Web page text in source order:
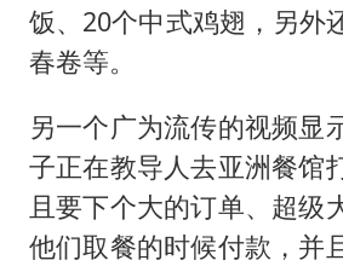
饭、20个中式鸡翅，另外
春卷等。
另一个广为流传的视频显
子正在教导人去亚洲餐馆
且要下个大的订单、超级
他们取餐的时候付款，并